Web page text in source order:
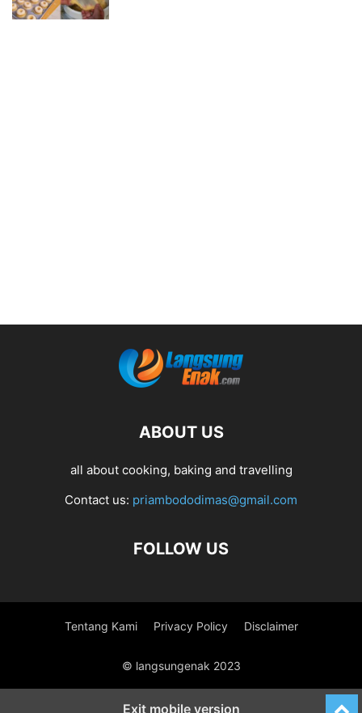
ABOUT US
all about cooking, baking and travelling
Contact us: priambododimas@gmail.com
FOLLOW US
Tentang Kami Privacy Policy Disclaimer
© langsungenak 2023
Exit mobile version